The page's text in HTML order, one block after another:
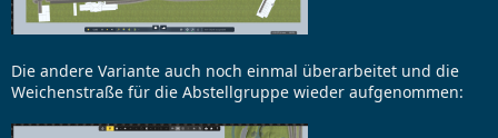
Die andere Variante auch noch einmal überarbeitet und die
Weichenstraße für die Abstellgruppe wieder aufgenommen: